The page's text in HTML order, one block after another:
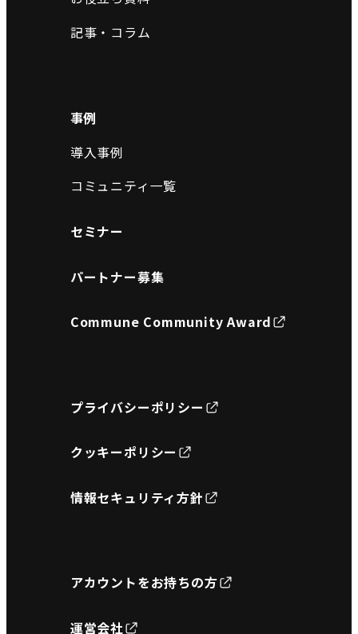
記事・コラム
事例
導入事例
コミュニティ一覧
セミナー
パートナー募集
Commune Community Award
プライバシーポリシー
クッキーポリシー
情報セキュリティ方針
アカウントをお持ちの方
運営会社